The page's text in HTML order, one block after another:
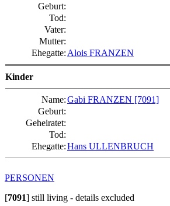
Geburt:
Tod:
Vater:
Mutter:
Ehegatte: Alois FRANZEN
Kinder
Name:Gabi FRANZEN [7091]
Geburt:
Geheiratet:
Tod:
Ehegatte:Hans ULLENBRUCH
PERSONEN
[7091] still living - details excluded